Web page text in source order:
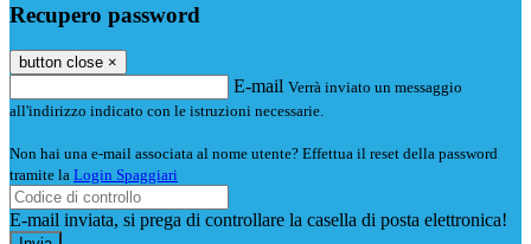
Recupero password
button close ×
E-mail Verrà inviato un messaggio
all'indirizzo indicato con le istruzioni necessarie.
Non hai una e-mail associata al nome utente? Effettua il reset della password
tramite la Login Spaggiari
E-mail inviata, si prega di controllare la casella di posta elettronica!